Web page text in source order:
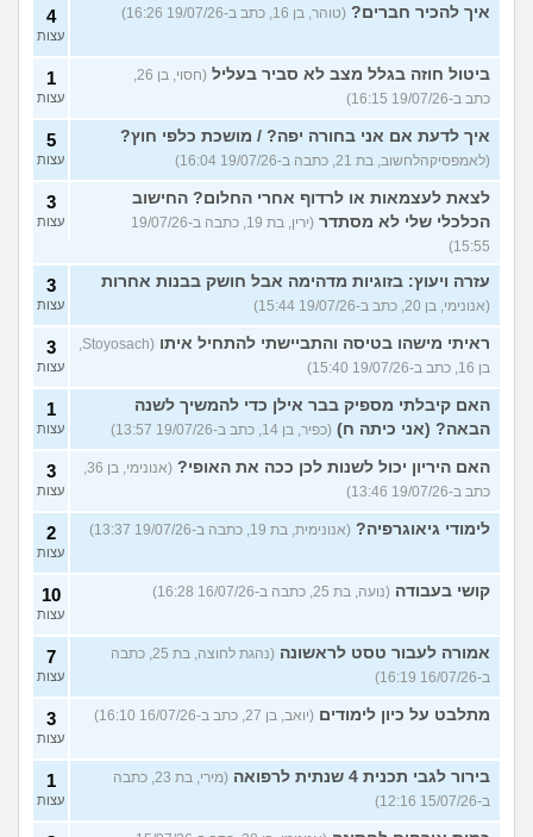
איך להכיר חברים? (טוהר, בן 16, כתב ב-19/07/26 16:26) 4
עצות
ביטול חוזה בגלל מצב לא סביר בעליל
כתב ב-19/07/26 16:15)
1
עצות
איך לדעת אם אני בחורה יפה? / מושכת כלפי חוץ?
(לאמפסיקהלחשוב, בת 21, כתבה ב-19/07/26 16:04)
5
עצות
לצאת לעצמאות או לרדוף אחרי החלום? החישוב
הכלכלי שלי לא מסתדר
(ירין, בת 19, כתבה ב-19/07/26
15:55)
3
עצות
עזרה ויעוץ: בזוגיות מדהימה אבל חושק בבנות אחרות
(אנונימי, בן 20, כתב ב-19/07/26 15:44)
3
עצות
ראיתי מישהו בטיסה והתביישתי להתחיל איתו
בן 16, כתב ב-19/07/26 15:40)
3
עצות
האם קיבלתי מספיק בבר אילן כדי להמשיך לשנה
הבאה? (אני כיתה ח) (כפיר, בן 14, כתב ב-19/07/26 13:57)
1
עצות
האם היריון יכול לשנות לכן ככה את האופי?
כתב ב-19/07/26 13:46)
3
עצות
לימודי גיאוגרפיה? (אנונימית, בת 19, כתבה ב-19/07/26 13:37) 2
עצות
קושי בעבודה (נועה, בת 25, כתבה ב-16/07/26 16:28) 10
עצות
אמורה לעבור טסט לראשונה
(נהגת לחוצה, בת 25, כתבה
ב-16/07/26 16:19)
7
עצות
מתלבט על כיון לימודים (יואב, בן 27, כתב ב-16/07/26 16:10) 3
עצות
בירור לגבי תכנית 4 שנתית לרפואה
(מירי, בת 23, כתבה
ב-15/07/26 12:16)
1
עצות